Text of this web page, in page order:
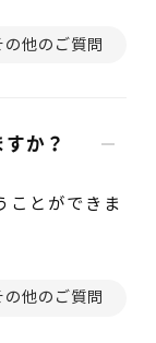
の他のご質問
か？
ことができま
の他のご質問